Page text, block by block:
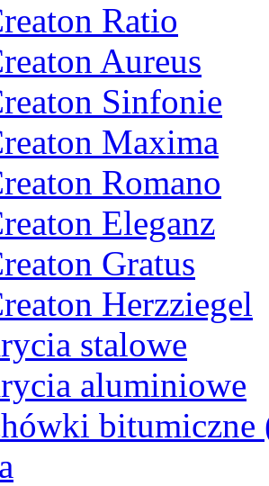
Ratio
Aureus
Sinfonie
Maxima
Romano
Eleganz
Gratus
Herzziegel
stalowe
aluminiowe